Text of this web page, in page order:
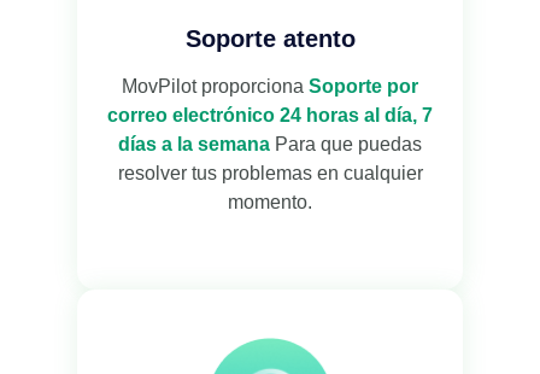
Soporte atento
MovPilot proporciona Soporte por
correo electrónico 24 horas al día, 7
días a la semana Para que puedas
resolver tus problemas en cualquier
momento.